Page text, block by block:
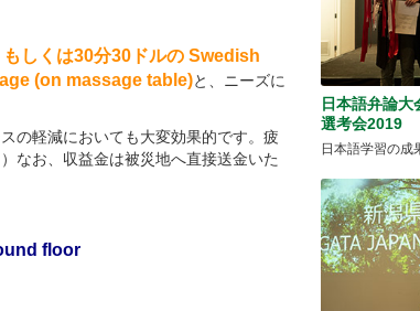
しくは30分30ドルの Swedish
(on massage table)と、ニーズに
の軽減においても大変効果的です。疲
なお、収益金は被災地へ直接送金いた
floor
日本語弁論大
選考会2019
日本語学習の成